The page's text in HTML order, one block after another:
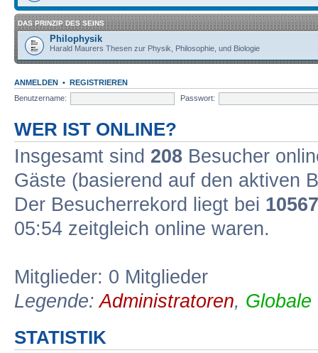
DAS PRINZIP DES SEINS
Philophysik
Harald Maurers Thesen zur Physik, Philosophie, und Biologie
ANMELDEN • REGISTRIEREN
Benutzername:
Passwort:
WER IST ONLINE?
Insgesamt sind 208 Besucher
Gäste (basierend auf den aktiven
Der Besucherrekord liegt bei 10567
05:54 zeitgleich online waren.
Mitglieder: 0 Mitglieder
Legende:Administratoren, Globale
STATISTIK